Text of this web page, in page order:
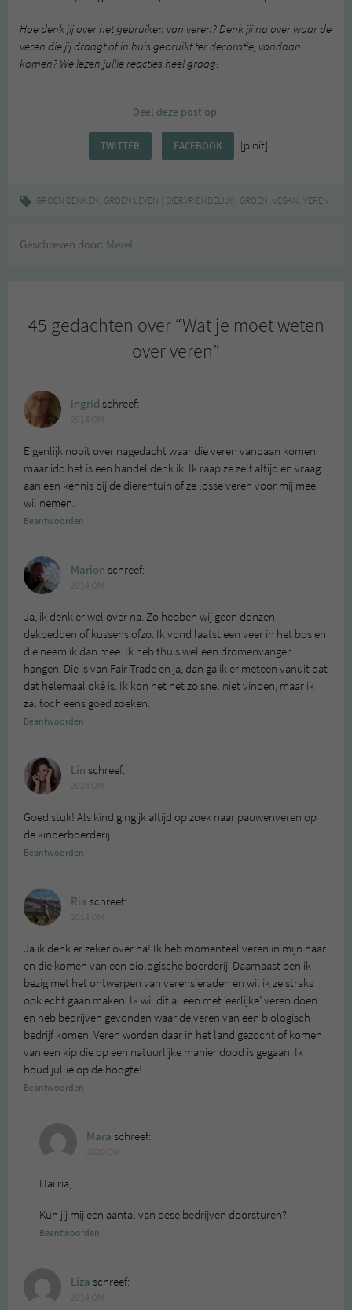
Hoe denk jij over het gebruiken van veren? Denk jij na over waar de
veren die jij draagt of in huis gebruikt ter decoratie, vandaan
komen? We lezen jullie reacties heel graag!
Deel deze post op:
TWITTER FACEBOOK [pinit]
GROEN DENKEN, GROEN LEVEN DIERVRIENDELIJK, GROEN, VEGAN, VEREN
Geschreven door: Merel
45 gedachten over “Wat je moet weten
over veren”
ingrid schreef:
Eigenlijk nooit over nagedacht waar die veren vandaan komen
maar idd het is een handel denk ik. Ik raap ze zelf altijd en vraag
aan een kennis bij de dierentuin of ze losse veren voor mij mee
wil nemen.
Beantwoorden
Marion schreef:
Ja, ik denk er wel over na. Zo hebben wij geen donzen
dekbedden of kussens ofzo. Ik vond laatst een veer in het bos en
die neem ik dan mee. Ik heb thuis wel een dromenvanger
hangen. Die is van Fair Trade en ja, dan ga ik er meteen vanuit dat
dat helemaal oké is. Ik kon het net zo snel niet vinden, maar ik
zal toch eens goed zoeken.
Beantwoorden
Lin schreef:
Goed stuk! Als kind ging jk altijd op zoek naar pauwenveren op
de kinderboerderij.
Beantwoorden
Ria schreef:
Ja ik denk er zeker over na! Ik heb momenteel veren in mijn haar
en die komen van een biologische boerderij. Daarnaast ben ik
bezig met het ontwerpen van verensieraden en wil ik ze straks
ook echt gaan maken. Ik wil dit alleen met ‘eerlijke’ veren doen
en heb bedrijven gevonden waar de veren van een biologisch
bedrijf komen. Veren worden daar in het land gezocht of komen
van een kip die op een natuurlijke manier dood is gegaan. Ik
houd jullie op de hoogte!
Beantwoorden
Mara schreef:
Hai ria,
Kun jij mij een aantal van dese bedrijven doorsturen?
Beantwoorden
Liza schreef: